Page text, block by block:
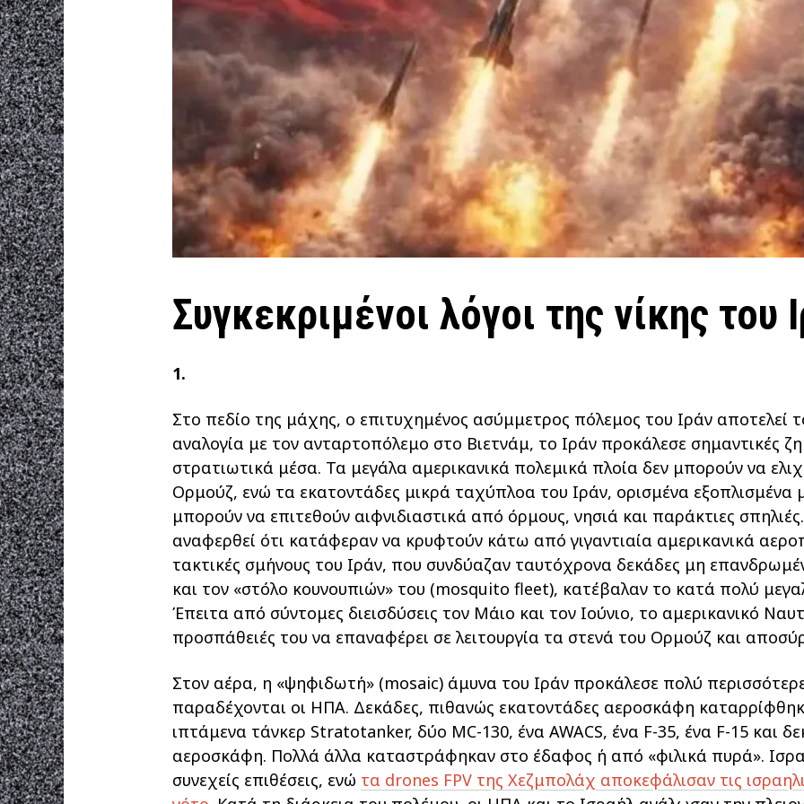
Συγκεκριμένοι λόγοι της νίκης του
1.
Στο πεδίο της μάχης, ο επιτυχημένος ασύμμετρος πόλεμος του Ιράν αποτελεί το
αναλογία με τον ανταρτοπόλεμο στο Βιετνάμ, το Ιράν προκάλεσε σημαντικές
στρατιωτικά μέσα. Τα μεγάλα αμερικανικά πολεμικά πλοία δεν μπορούν να
Ορμούζ, ενώ τα εκατοντάδες μικρά ταχύπλοα του Ιράν, ορισμένα εξοπλισμένα
μπορούν να επιτεθούν αιφνιδιαστικά από όρμους, νησιά και παράκτιες
αναφερθεί ότι κατάφεραν να κρυφτούν κάτω από γιγαντιαία αμερικανικά
τακτικές σμήνους του Ιράν, που συνδύαζαν ταυτόχρονα δεκάδες μη
και τον «στόλο κουνουπιών» του (mosquito fleet), κατέβαλαν το κατά πολύ
Έπειτα από σύντομες διεισδύσεις τον Μάιο και τον Ιούνιο, το αμερικανικό
προσπάθειές του να επαναφέρει σε λειτουργία τα στενά του Ορμούζ και
Στον αέρα, η «ψηφιδωτή» (mosaic) άμυνα του Ιράν προκάλεσε πολύ
παραδέχονται οι ΗΠΑ. Δεκάδες, πιθανώς εκατοντάδες αεροσκάφη
ιπτάμενα τάνκερ Stratotanker, δύο MC-130, ένα AWACS, ένα F-35, ένα F-15 και
αεροσκάφη. Πολλά άλλα καταστράφηκαν στο έδαφος ή από «φιλικά πυρά».
συνεχείς επιθέσεις, ενώ τα drones FPV της Χεζμπολάχ αποκεφάλισαν τις